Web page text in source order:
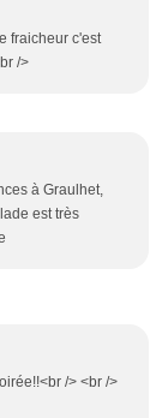
fraicheur c'est
/>
à Graulhet,
est très
/> <br />